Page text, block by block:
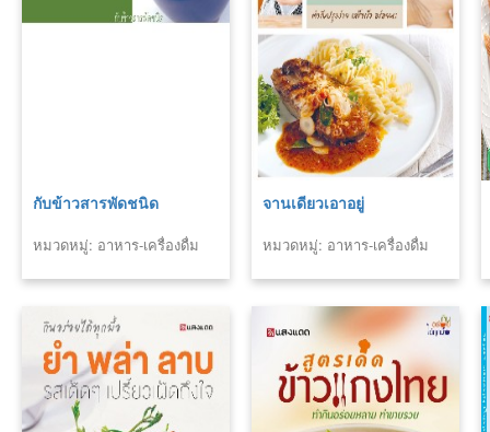
กับข้าวสารพัดชนิด
หมวดหมู่: อาหาร-เครื่องดื่ม
จานเดียวเอาอยู่
หมวดหมู่: อาหาร-เครื่องดื่ม